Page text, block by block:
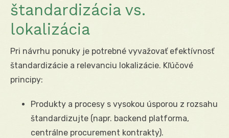
štandardizácia vs.
lokalizácia
Pri návrhu ponuky je potrebné vyvažovať efektívnosť
štandardizácie a relevanciu lokalizácie. Kľúčové
principy:
Produkty a procesy s vysokou úsporou z rozsahu
štandardizujte (napr. backend platforma,
centrálne procurement kontrakty).